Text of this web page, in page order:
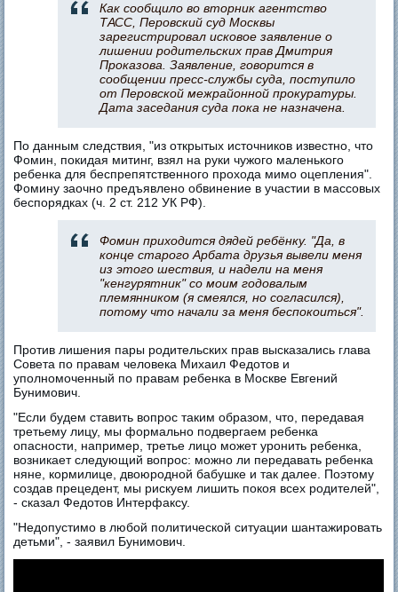
Как сообщило во вторник агентство
ТАСС, Перовский суд Москвы
зарегистрировал исковое заявление о
лишении родительских прав Дмитрия
Проказова. Заявление, говорится в
сообщении пресс-службы суда, поступило
от Перовской межрайонной прокуратуры.
Дата заседания суда пока не назначена.
По данным следствия, "из открытых источников известно, что
Фомин, покидая митинг, взял на руки чужого маленького
ребенка для беспрепятственного прохода мимо оцепления".
Фомину заочно предъявлено обвинение в участии в массовых
беспорядках (ч. 2 ст. 212 УК РФ).
Фомин приходится дядей ребёнку. "Да, в
конце старого Арбата друзья вывели меня
из этого шествия, и надели на меня
"кенгурятник" со моим годовалым
племянником (я смеялся, но согласился),
потому что начали за меня беспокоиться".
Против лишения пары родительских прав высказались глава
Совета по правам человека Михаил Федотов и
уполномоченный по правам ребенка в Москве Евгений
Бунимович.
"Если будем ставить вопрос таким образом, что, передавая
третьему лицу, мы формально подвергаем ребенка
опасности, например, третье лицо может уронить ребенка,
возникает следующий вопрос: можно ли передавать ребенка
няне, кормилице, двоюродной бабушке и так далее. Поэтому
создав прецедент, мы рискуем лишить покоя всех родителей",
- сказал Федотов Интерфаксу.
"Недопустимо в любой политической ситуации шантажировать
детьми", - заявил Бунимович.